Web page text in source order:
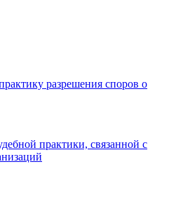
разрешения споров о
практики, связанной с